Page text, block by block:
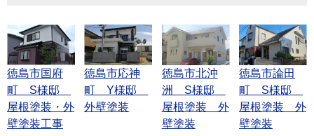
徳島市国府
町 S様邸
屋根塗装・外
壁塗装工事
徳島市応神
町 Y様邸
外壁塗装
徳島市北沖
洲 S様邸
屋根塗装 外
壁塗装
徳島市論田
町 S様邸
屋根塗装 外
壁塗装